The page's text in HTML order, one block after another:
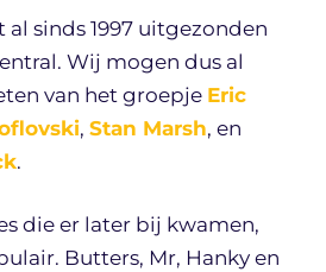
al sinds 1997 uitgezonden
Wij mogen dus al
van het groepje Eric
, Stan Marsh, en
.
die er later bij kwamen,
Butters, Mr, Hanky en